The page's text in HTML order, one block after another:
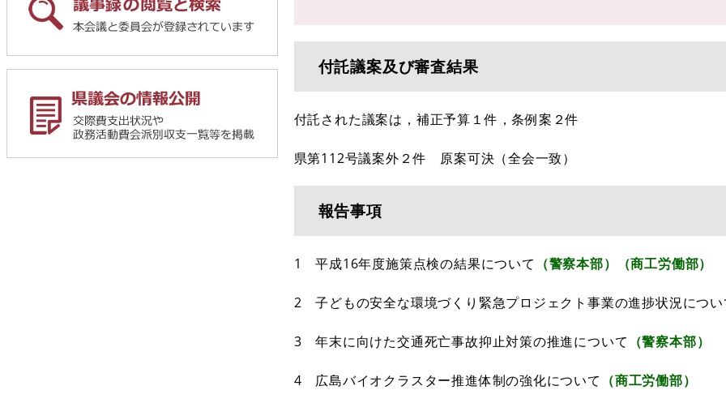
付託議案及び審査結果
付託された議案は，補正予算１件，条例案２件
県第112号議案外２件 原案可決（全会一致）
報告事項
1 平成16年度施策点検の結果について （警察本部）（商工労働部）
2 子どもの安全な環境づくり緊急プロジェクト事業の進捗状況につ
3 年末に向けた交通死亡事故抑止対策の推進について （警察本部）
4 広島バイオクラスター推進体制の強化について （商工労働部）